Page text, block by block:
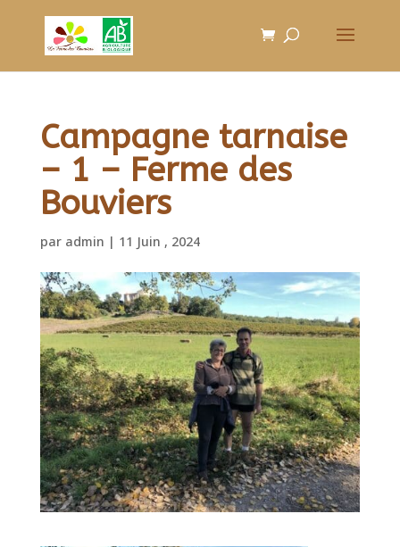
Campagne tarnaise
– 1 – Ferme des
Bouviers
par admin | 11 Juin , 2024